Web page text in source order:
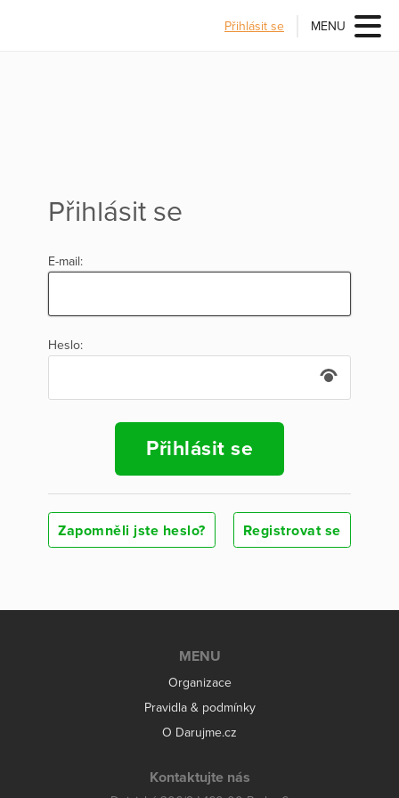
Přihlásit se MENU
Přihlásit se
E-mail:
Heslo:
Přihlásit se
Zapomněli jste heslo? Registrovat se
MENU
Organizace
Pravidla & podmínky
O Darujme.cz
Kontaktujte nás